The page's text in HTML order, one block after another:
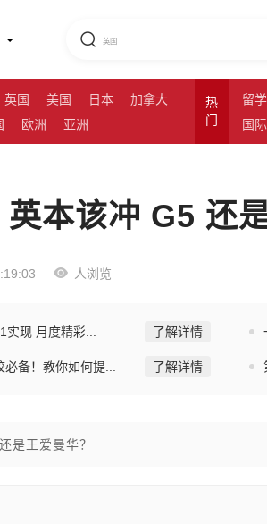
英国 美国 日本
加拿大
欧洲 亚洲
热
门
留
国
本该冲 G5 还
人浏览
实现 月度精彩... 了解详情
备！教你如何提... 了解详情
是王爱曼华？